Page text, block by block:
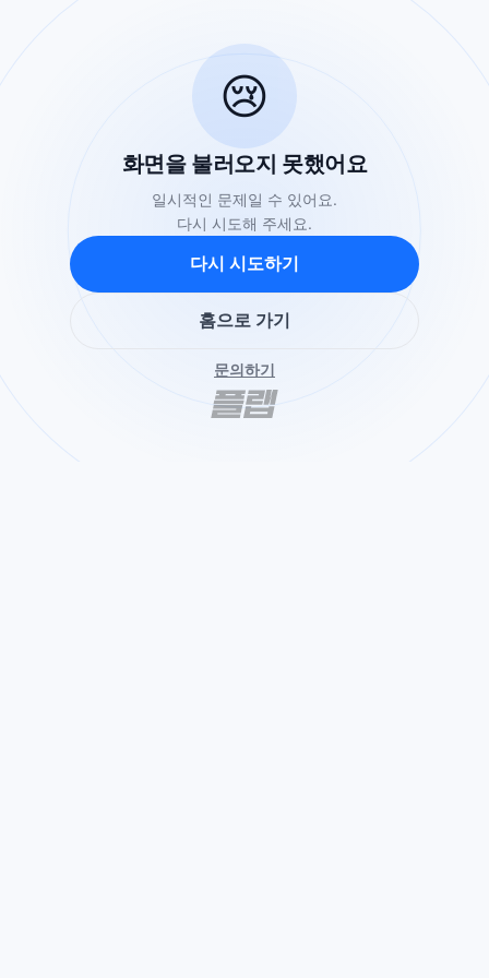
😢
화면을 불러오지 못했어요
일시적인 문제일 수 있어요.
다시 시도해 주세요.
다시 시도하기
홈으로 가기
문의하기